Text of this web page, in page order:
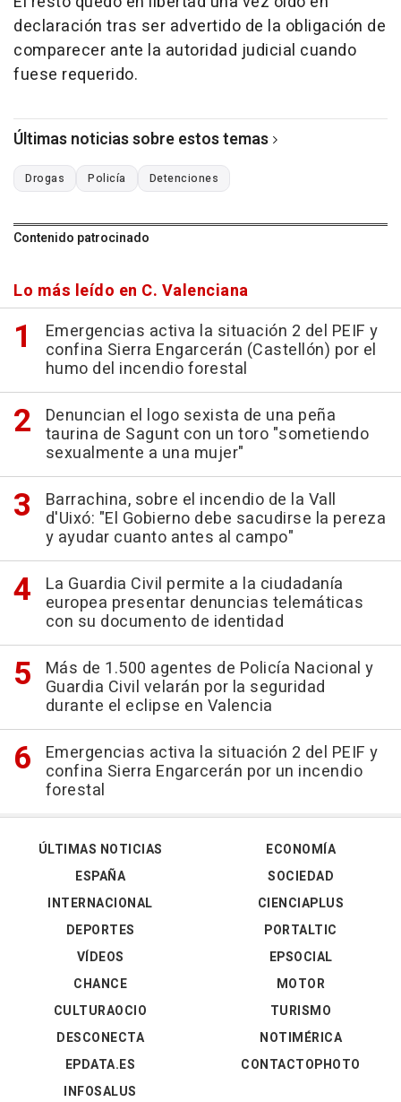
declaración tras ser advertido de la obligación de
comparecer ante la autoridad judicial cuando
fuese requerido.
Últimas noticias sobre estos temas
Drogas Policía Detenciones
Contenido patrocinado
Lo más leído en C. Valenciana
Emergencias activa la situación 2 del PEIF y
confina Sierra Engarcerán (Castellón) por el
humo del incendio forestal
Denuncian el logo sexista de una peña
taurina de Sagunt con un toro "sometiendo
sexualmente a una mujer"
Barrachina, sobre el incendio de la Vall
d'Uixó: "El Gobierno debe sacudirse la pereza
y ayudar cuanto antes al campo"
La Guardia Civil permite a la ciudadanía
europea presentar denuncias telemáticas
con su documento de identidad
Más de 1.500 agentes de Policía Nacional y
Guardia Civil velarán por la seguridad
durante el eclipse en Valencia
Emergencias activa la situación 2 del PEIF y
confina Sierra Engarcerán por un incendio
forestal
ÚLTIMAS NOTICIAS
ESPAÑA
INTERNACIONAL
DEPORTES
VÍDEOS
ECONOMÍA
SOCIEDAD
CIENCIAPLUS
PORTALTIC
EPSOCIAL
CHANCE
CULTURAOCIO
DESCONECTA
EPDATA.ES
INFOSALUS
MOTOR
TURISMO
NOTIMÉRICA
CONTACTOPHOTO